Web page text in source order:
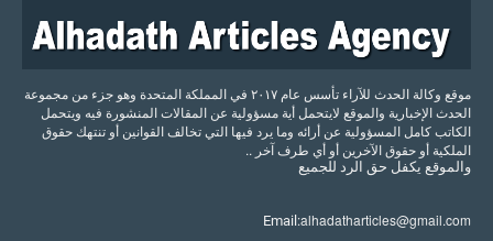
موقع وكالة الحدث للآراء تأسس عام ٢٠١٧ في المملكة المتحدة وهو جزء من مجموعة
الحدث الإخبارية والموقع لايتحمل أية مسؤولية عن المقالات المنشورة فيه ويتحمل
الكاتب كامل المسؤولية عن أرائه وما يرد فيها التي تخالف القوانين أو تنتهك حقوق
الملكية أو حقوق الآخرين أو أي طرف آخر ..
والموقع يكفل حق الرد للجميع
Email:alhadatharticles@gmail.com